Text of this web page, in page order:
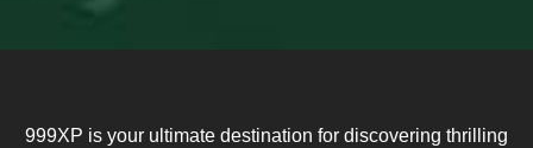
999XP is your ultimate destination for discovering thrilling